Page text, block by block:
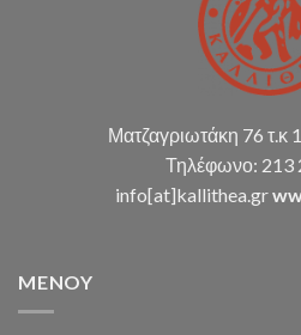
Ματζαγριωτάκη 76 τ.κ
Τηλέφωνο: 213
info[at]kallithea.gr
MENOY